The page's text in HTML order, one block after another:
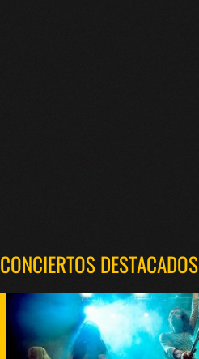
CONCIERTOS DESTACADOS